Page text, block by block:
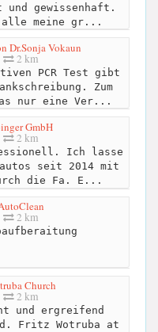
gewissenhaft.
alle meine gr...
Dr.Sonja Vokaun
2 km
PCR Test gibt
Zum
nur eine Ver...
GmbH
2 km
Ich lasse
seit 2014 mit
die Fa. E...
2 km
Church
2 km
und ergreifend
Fritz Wotruba at